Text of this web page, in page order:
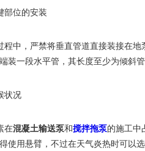
部位的安装
程中，严禁将垂直管道直接装接在
装一段水平管，其长度至少为倾斜管
状况
在混凝土输送泵和搅拌拖泵的施工中
使用悬臂，不过在天气炎热时可以